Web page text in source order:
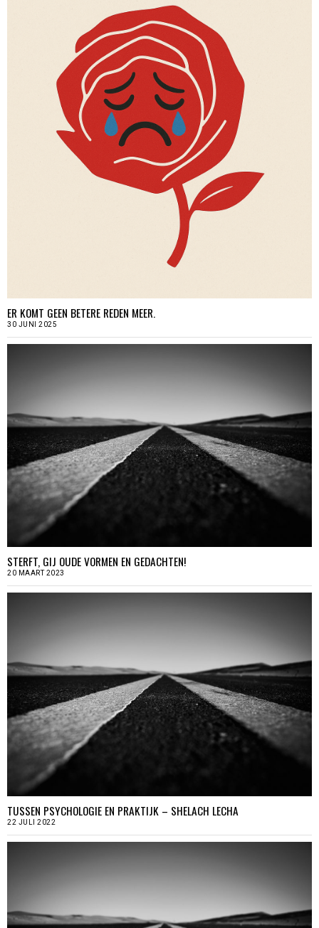
ER KOMT GEEN BETERE REDEN MEER.
30 JUNI 2025
STERFT, GIJ OUDE VORMEN EN GEDACHTEN!
20 MAART 2023
TUSSEN PSYCHOLOGIE EN PRAKTIJK – SHELACH LECHA
22 JULI 2022